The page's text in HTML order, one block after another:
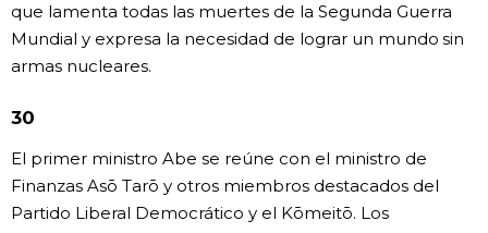
que lamenta todas las muertes de la Segunda Guerra
Mundial y expresa la necesidad de lograr un mundo sin
armas nucleares.
30
El primer ministro Abe se reúne con el ministro de
Finanzas Asō Tarō y otros miembros destacados del
Partido Liberal Democrático y el Kōmeitō. Los